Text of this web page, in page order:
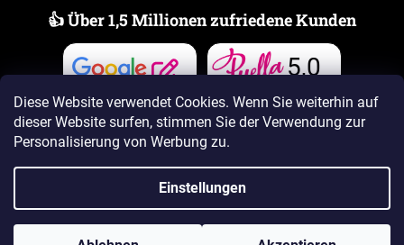
Diese Website verwendet Cookies. Wenn Sie weiterhin auf
dieser Website surfen, stimmen Sie der Verwendung zur
Personalisierung von Werbung zu.
Einstellungen
👍 Über 1,5 Millionen zufriedene Kunden
Bewertungen
5,0